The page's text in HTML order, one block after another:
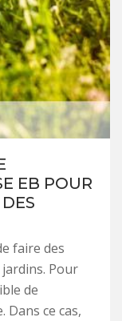
EB POUR
faire des
Pour
de
Dans ce cas,